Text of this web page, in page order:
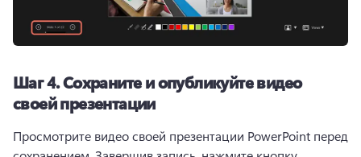
Шаг 4. Сохраните и опубликуйте видео
своей презентации
Просмотрите видео своей презентации PowerPoint перед